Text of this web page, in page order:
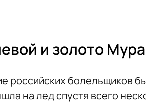
и золото
российских болельщиков
на лед спустя всего